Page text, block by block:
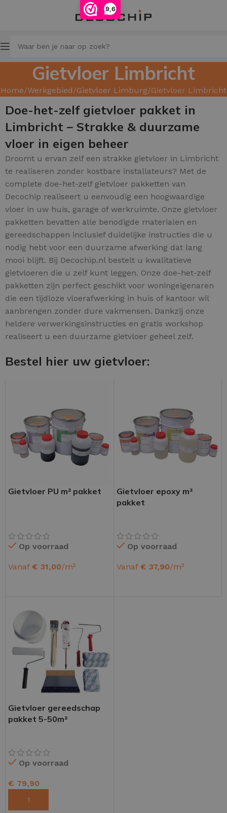
9,6
Gietvloer Limbricht
Home Werkgebied Gietvloer Limburg Gietvloer Limbricht
Doe-het-zelf gietvloer pakket in
Limbricht – Strakke & duurzame
vloer in eigen beheer
Droomt u ervan zelf een strakke gietvloer in Limbricht
te realiseren zonder kostbare installateurs? Met de
complete doe-het-zelf gietvloer pakketten van
Decochip realiseert u eenvoudig een hoogwaardige
vloer in uw huis, garage of werkruimte. Onze gietvloer
pakketten bevatten alle benodigde materialen en
gereedschappen inclusief duidelijke instructies die u
nodig hebt voor een duurzame afwerking dat lang
mooi blijft. Bij Decochip.nl bestelt u kwalitatieve
gietvloeren die u zelf kunt leggen. Onze doe-het-zelf
pakketten zijn perfect geschikt voor woningeigenaren
die een tijdloze vloerafwerking in huis of kantoor wil
aanbrengen zonder dure vakmensen. Dankzij onze
heldere verwerkingsinstructies en gratis workshop
realiseert u een duurzame gietvloer geheel zelf.
Bestel hier uw gietvloer:
Gietvloer PU m² pakket
Op voorraad
Vanaf € 31,00/m²
Gietvloer epoxy m²
pakket
Op voorraad
Vanaf € 37,90/m²
Gietvloer gereedschap
pakket 5-50m²
Op voorraad
€ 79,90